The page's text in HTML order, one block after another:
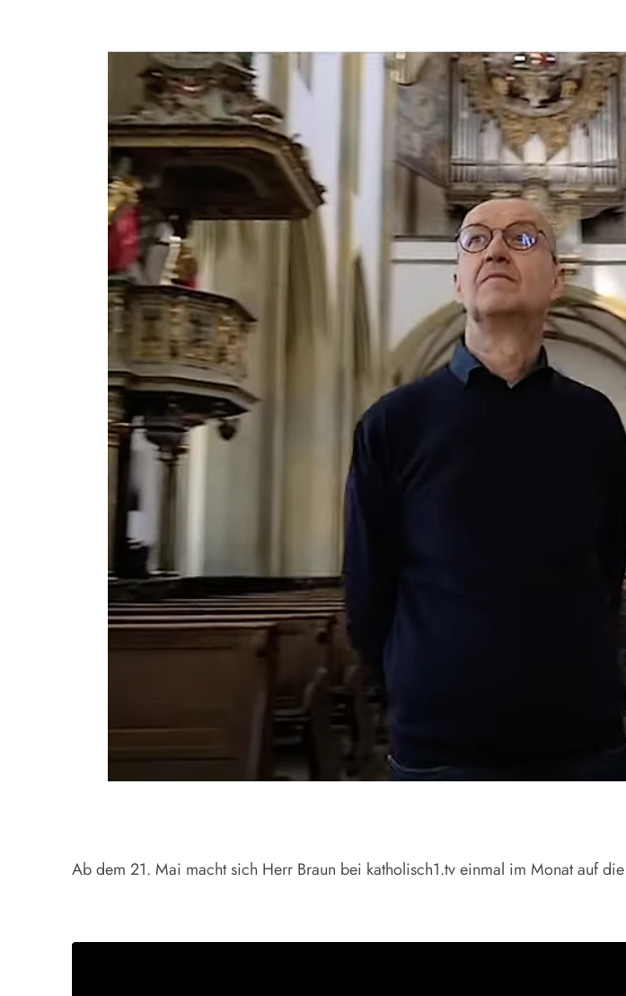
Ab dem 21. Mai macht sich Herr Braun bei katholisch1.tv einmal im Monat auf